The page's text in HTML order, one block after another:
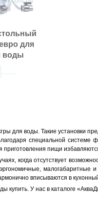
для
воды
для воды. Такие установки
специальной
пищи
когда отсутствует
вписываются в
У нас в каталоге